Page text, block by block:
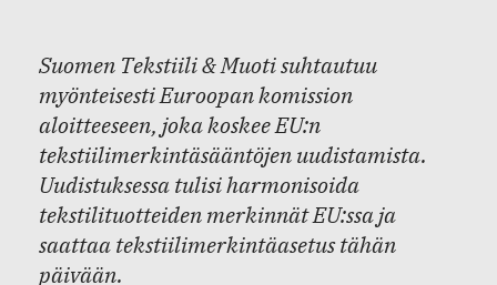
Suomen Tekstiili & Muoti suhtautuu
myönteisesti Euroopan komission
aloitteeseen, joka koskee EU:n
tekstiilimerkintäsääntöjen uudistamista.
Uudistuksessa tulisi harmonisoida
tekstilituotteiden merkinnät EU:ssa ja
saattaa tekstiilimerkintäasetus tähän
päivään.